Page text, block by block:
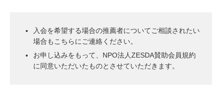
入会を希望する場合の推薦者についてご相談されたい
場合もこちらにご連絡ください。
お申し込みをもって、NPO法人ZESDA賛助会員規約
に同意いただいたものとさせていただきます。